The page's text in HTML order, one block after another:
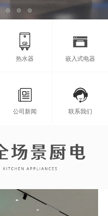
热水器 嵌入式电器
公司新闻 联系我们